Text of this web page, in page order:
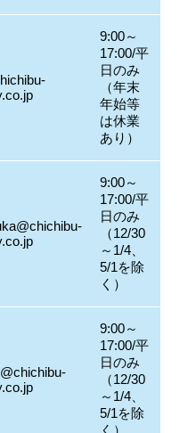
9:00～
17:00/平
日のみ
（年末
年始等
は休業
あり）
9:00～
17:00/平
日のみ
（12/30
～1/4、
5/1を除
く）
9:00～
17:00/平
日のみ
（12/30
～1/4、
5/1を除
く）